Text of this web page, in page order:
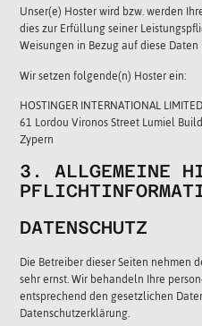
Unser(e) Hoster wird bzw. werden
dies zur Erfüllung seiner
Weisungen in Bezug auf diese
Wir setzen folgende(n) Hoster ein:
HOSTINGER INTERNATIONAL LIMITED
61 Lordou Vironos Street Lumiel
Zypern
3. ALLGEMEINE
DATENSCHUTZ
Die Betreiber dieser Seiten nehmen
sehr ernst. Wir behandeln Ihre
entsprechend den gesetzlichen
Datenschutzerklärung.